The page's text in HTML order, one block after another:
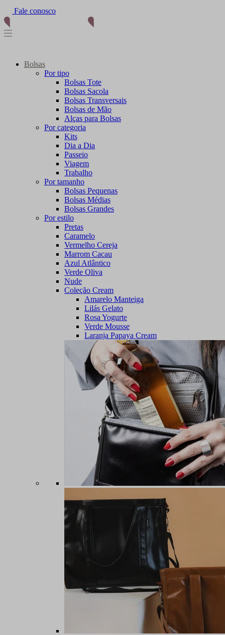
(11) 96012-2976
Bolsas
Por tipo
Bolsas Tote
Bolsas Sacola
Bolsas Transversais
Bolsas de Mão
Alças para Bolsas
Por categoria
Kits
Dia a Dia
Passeio
Viagem
Trabalho
Por tamanho
Bolsas Pequenas
Bolsas Médias
Bolsas Grandes
Por estilo
Pretas
Caramelo
Vermelho Cereja
Marrom Cacau
Azul Atlântico
Verde Oliva
Nude
Coleção Cream
Amarelo Manteiga
Lilás Gelato
Rosa Yogurte
Verde Mousse
Laranja Papaya Cream